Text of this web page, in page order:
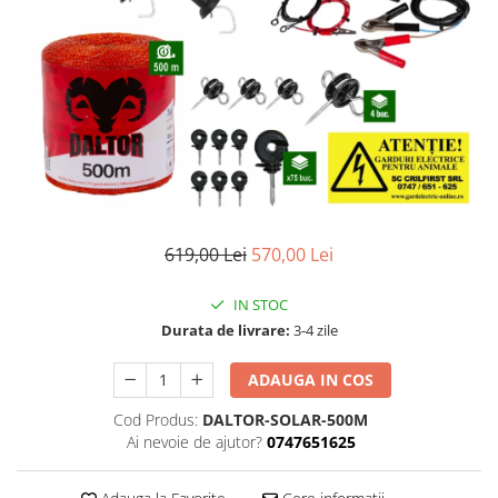
Izolatori pentru poartǎ
Izolatori Speciali
Izolatori pentru sistem T-POST
Pachete Gard electric
Gard electric pentru Animale
sălbatice
Gard Electric pentru Bovine, Oi,
Gard electric pentru Cai, Câini,
Gard Electric pentru Vaci și Oi
Accesorii gard Electric
Alimentator Gard Electric
Cabluri Auxiliare
619,00 Lei 570,00 Lei
IN STOC
Durata de livrare: 3-4 zile
ADAUGA IN COS
Cod Produs: DALTOR-SOLAR-500M
Ai nevoie de ajutor? 0747651625